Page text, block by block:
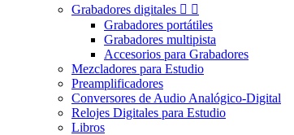
Grabadores digitales  
Grabadores portátiles
Grabadores multipista
Accesorios para Grabadores
Mezcladores para Estudio
Preamplificadores
Conversores de Audio Analógico-Digital
Relojes Digitales para Estudio
Libros